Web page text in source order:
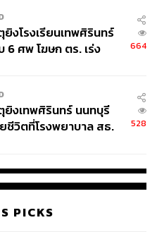
ยิงโรงเรียนเทพศิรินทร์
6 ศพ โฆษก ตร. เร่ง
664
ยิงเทพศิรินทร์ นนทบุรี
ยชีวิตที่โรงพยาบาล สธ.
528
PICKS